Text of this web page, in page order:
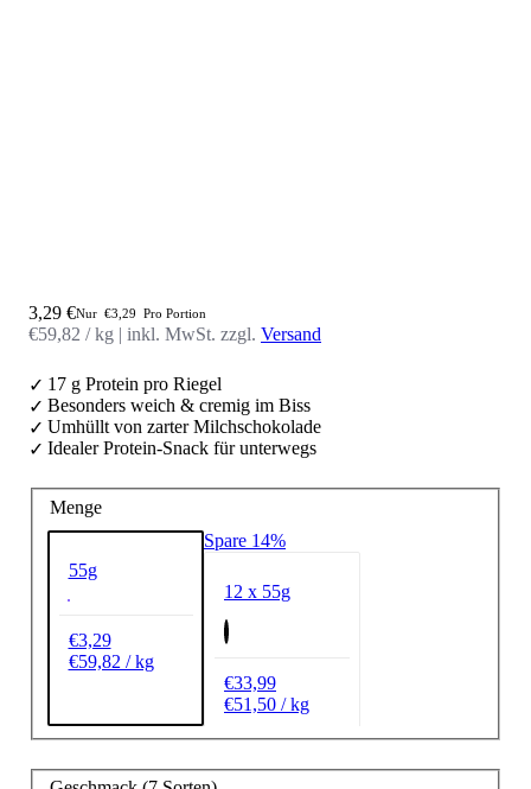
Angebot
3,29 €Nur €3,29 Pro Portion
€59,82 / kg | inkl. MwSt. zzgl. Versand
17 g Protein pro Riegel
Besonders weich & cremig im Biss
Umhüllt von zarter Milchschokolade
Idealer Protein-Snack für unterwegs
Menge
55g
€3,29
€59,82 / kg
Spare 14%
12 x 55g
€33,99
€51,50 / kg
Starte mit 22 %
Willkommensrabatt
durch 💪
Verrate uns, wie oft Du trainierst, damit wir
Dir passende Produkte, Tipps und
Wie oft trainierst du aktuell?
unregelmäßig
5 Mal oder öfter
22 % Rabatt* sichern 💪
* Ausgenommen sind Top-Angebote, Deals und ausgewählte